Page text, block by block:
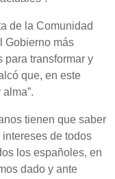
de la Comunidad
Gobierno más
para transformar y
que, en este
tienen que saber
de todos
los españoles, en
dado y ante